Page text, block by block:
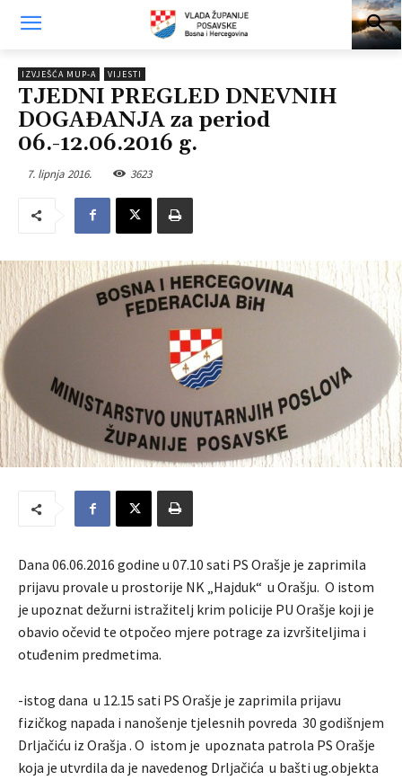
IZVJEŠĆA MUP-A VIJESTI
TJEDNI PREGLED DNEVNIH
DOGAĐANJA za period
06.-12.06.2016 g.
7. lipnja 2016. 3623
Dana 06.06.2016 godine u 07.10 sati PS Orašje je zaprimila
prijavu provale u prostorije NK „Hajduk“ u Orašju. O istom
je upoznat dežurni istražitelj krim policije PU Orašje koji je
obavio očevid te otpočeo mjere potrage za izvršiteljima i
otuđenim predmetima.
-istog dana u 12.15 sati PS Orašje je zaprimila prijavu
fizičkog napada i nanošenje tjelesnih povreda 30 godišnjem
Drljačiću iz Orašja . O istom je upoznata patrola PS Orašje
koja je utvrdila da je navedenog Drljačića u bašti ug.objekta